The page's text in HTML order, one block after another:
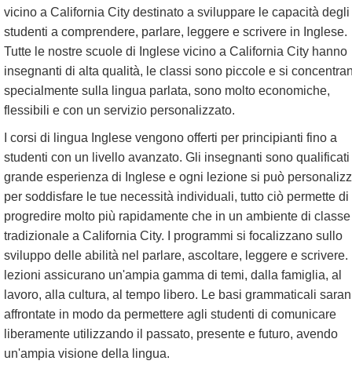
vicino a California City destinato a sviluppare le capacità degli
studenti a comprendere, parlare, leggere e scrivere in Inglese.
Tutte le nostre scuole di Inglese vicino a California City hanno
insegnanti di alta qualità, le classi sono piccole e si
specialmente sulla lingua parlata, sono molto economiche,
flessibili e con un servizio personalizzato.
I corsi di lingua Inglese vengono offerti per principianti fino a
studenti con un livello avanzato. Gli insegnanti sono qualificati
grande esperienza di Inglese e ogni lezione si può
per soddisfare le tue necessità individuali, tutto ciò permette di
progredire molto più rapidamente che in un ambiente di classe
tradizionale a California City. I programmi si focalizzano sullo
sviluppo delle abilità nel parlare, ascoltare, leggere e scrivere.
lezioni assicurano un'ampia gamma di temi, dalla famiglia, al
lavoro, alla cultura, al tempo libero. Le basi grammaticali
affrontate in modo da permettere agli studenti di comunicare
liberamente utilizzando il passato, presente e futuro, avendo
un'ampia visione della lingua.